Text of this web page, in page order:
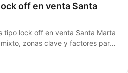
off en venta Santa
tipo lock off en venta Santa Marta
zonas clave y factores para